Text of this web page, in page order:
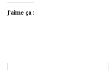
J’aime ça :